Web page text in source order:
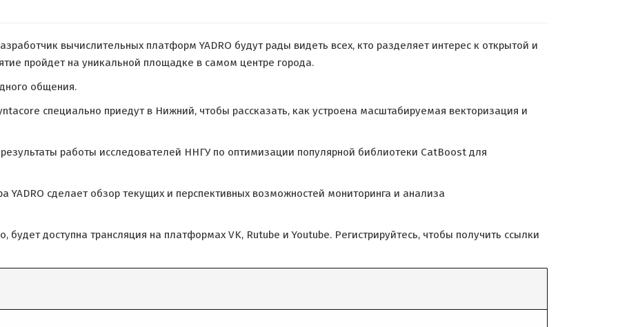
вычислительных платформ YADRO будут рады видеть всех, кто разделяет интерес к открытой и
пройдет на уникальной площадке в самом центре города.
общения.
специально приедут в Нижний, чтобы рассказать, как устроена масштабируемая векторизация и
работы исследователей ННГУ по оптимизации популярной библиотеки CatBoost для
YADRO сделает обзор текущих и перспективных возможностей мониторинга и анализа
будет доступна трансляция на платформах VK, Rutube и Youtube. Регистрируйтесь, чтобы получить ссылки